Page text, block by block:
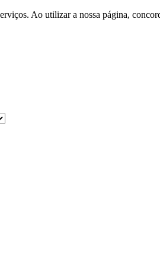
Ao utilizar a nossa página,